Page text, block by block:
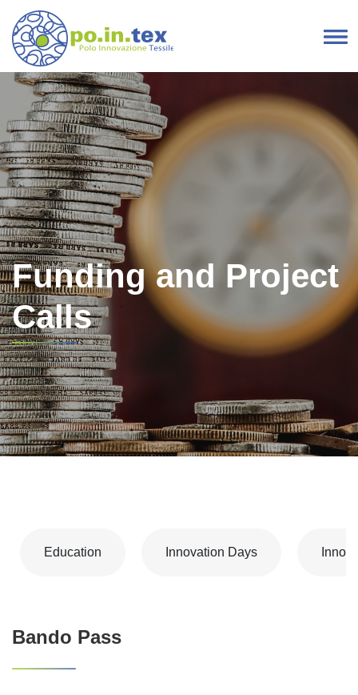
Main Navigation
Funding and Project
Calls
Education Innovation Days
Bando Pass